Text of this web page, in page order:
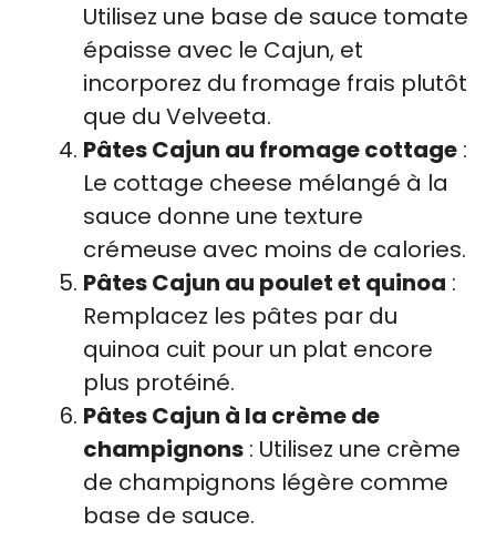
Utilisez une base de sauce tomate
épaisse avec le Cajun, et
incorporez du fromage frais plutôt
que du Velveeta.
Pâtes Cajun au fromage cottage :
Le cottage cheese mélangé à la
sauce donne une texture
crémeuse avec moins de calories.
Pâtes Cajun au poulet et quinoa :
Remplacez les pâtes par du
quinoa cuit pour un plat encore
plus protéiné.
Pâtes Cajun à la crème de
champignons : Utilisez une crème
de champignons légère comme
base de sauce.